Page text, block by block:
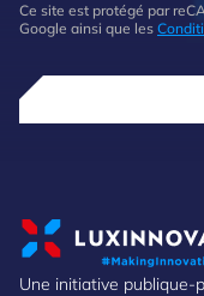
Ce site est protégé par
Google ainsi que les
Une initiative publique-